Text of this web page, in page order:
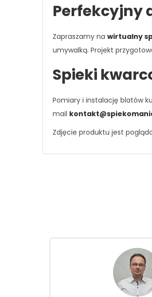
Perfekcyjny
Zapraszamy na wirtualny
umywalką. Projekt
Spieki
Pomiary i instalację blatów
mail
Zdjęcie produktu jest